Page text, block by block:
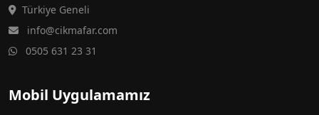
Türkiye Geneli
info@cikmafar.com
0505 631 23 31
Mobil Uygulamamız